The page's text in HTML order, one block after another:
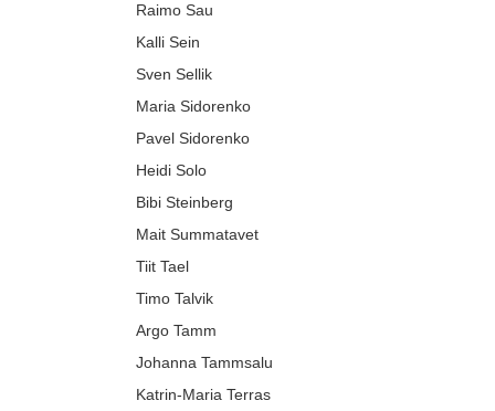
Raimo Sau
Kalli Sein
Sven Sellik
Maria Sidorenko
Pavel Sidorenko
Heidi Solo
Bibi Steinberg
Mait Summatavet
Tiit Tael
Timo Talvik
Argo Tamm
Johanna Tammsalu
Katrin-Maria Terras